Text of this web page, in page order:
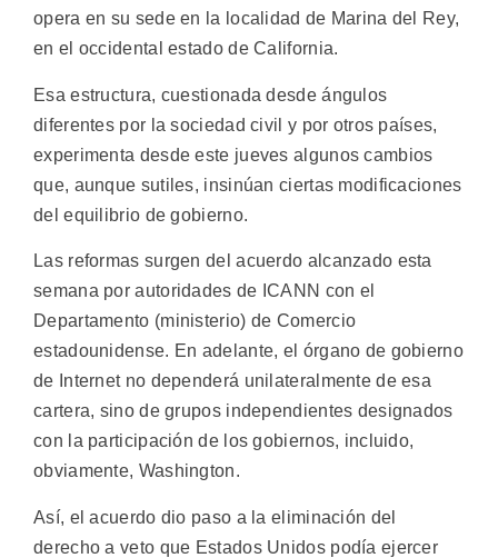
opera en su sede en la localidad de Marina del Rey,
en el occidental estado de California.
Esa estructura, cuestionada desde ángulos
diferentes por la sociedad civil y por otros países,
experimenta desde este jueves algunos cambios
que, aunque sutiles, insinúan ciertas modificaciones
del equilibrio de gobierno.
Las reformas surgen del acuerdo alcanzado esta
semana por autoridades de ICANN con el
Departamento (ministerio) de Comercio
estadounidense. En adelante, el órgano de gobierno
de Internet no dependerá unilateralmente de esa
cartera, sino de grupos independientes designados
con la participación de los gobiernos, incluido,
obviamente, Washington.
Así, el acuerdo dio paso a la eliminación del
derecho a veto que Estados Unidos podía ejercer